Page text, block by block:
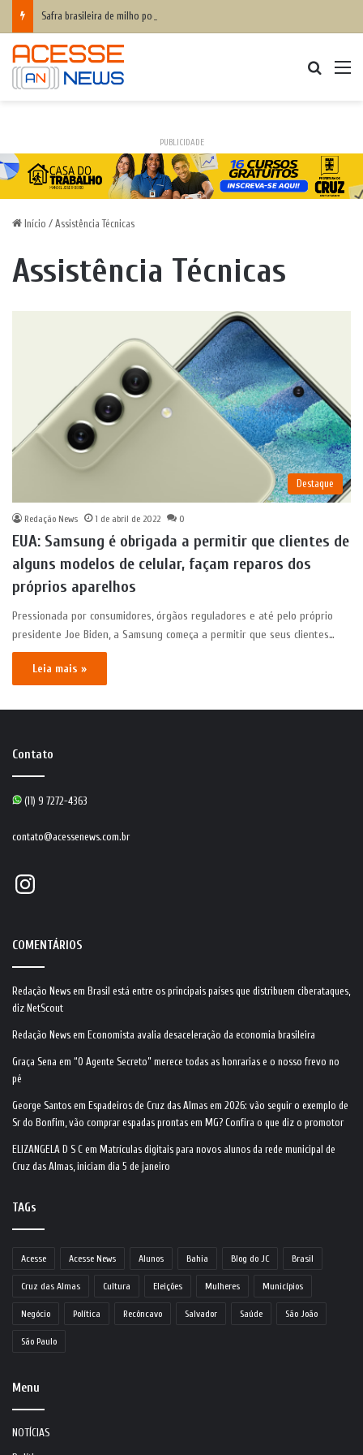
Safra brasileira de milho pode superar 140 milhões de toneladas
PUBLICIDADE
Início / Assistência Técnicas
Assistência Técnicas
Destaque
Redação News 1 de abril de 2022 0
EUA: Samsung é obrigada a permitir que clientes de
alguns modelos de celular, façam reparos dos
próprios aparelhos
Pressionada por consumidores, órgãos reguladores e até pelo próprio
presidente Joe Biden, a Samsung começa a permitir que seus clientes…
Leia mais »
Contato
(11) 9 7272-4363
contato@acessenews.com.br
Instagram
COMENTÁRIOS
Redação News em Brasil está entre os principais países que distribuem ciberataques,
diz NetScout
Redação News em Economista avalia desaceleração da economia brasileira
Graça Sena em “O Agente Secreto” merece todas as honrarias e o nosso frevo no
pé
George Santos em Espadeiros de Cruz das Almas em 2026: vão seguir o exemplo de
Sr do Bonfim, vão comprar espadas prontas em MG? Confira o que diz o promotor
ELIZANGELA D S C em Matrículas digitais para novos alunos da rede municipal de
Cruz das Almas, iniciam dia 5 de janeiro
TAGs
Acesse Acesse News Alunos Bahia Blog do JC Brasil
Cruz das Almas Cultura Eleições Mulheres Municípios
Negócio Política Recôncavo Salvador Saúde São João
São Paulo
Menu
NOTÍCIAS